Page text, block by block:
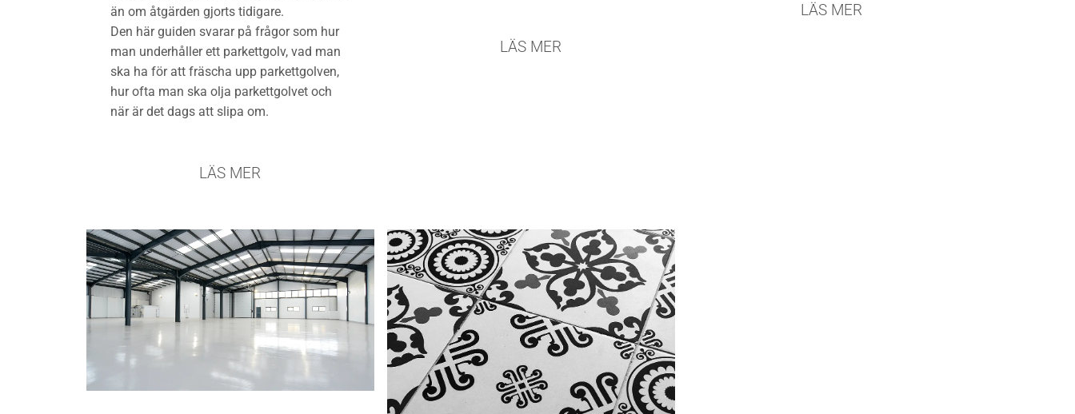
än om åtgärden gjorts tidigare.
Den här guiden svarar på frågor som hur
man underhåller ett parkettgolv, vad man
ska ha för att fräscha upp parkettgolven,
hur ofta man ska olja parkettgolvet och
när är det dags att slipa om.
LÄS MER
LÄS MER
LÄS MER